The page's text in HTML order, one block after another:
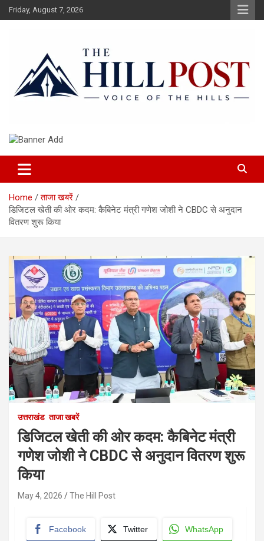
Skip
to
Friday, August 7, 2026
The Hillpost
Home
ताजा खबरें
डिजिटल खेती की ओर कदम: कैबिनेट मंत्री गणेश जोशी ने CBDC से अनुदान
वितरण शुरू किया
उत्तराखंड ताजा खबरें
डिजिटल खेती की ओर कदम: कैबिनेट मंत्री
गणेश जोशी ने CBDC से अनुदान वितरण शुरू
किया
May 4, 2026 The Hill Post
Facebook Twitter WhatsApp